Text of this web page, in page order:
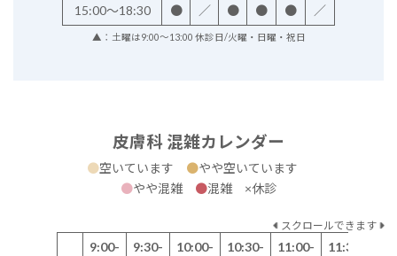
15:00～18:30 ● ／ ● ● ● ／
▲：土曜は9:00～13:00 休診日/火曜・日曜・祝日
皮膚科 混雑カレンダー
●空いています ●やや空いています
●やや混雑 ●混雑 ×休診
スクロールできます
9:00- 9:30- 10:00- 10:30- 11:00- 11:30-